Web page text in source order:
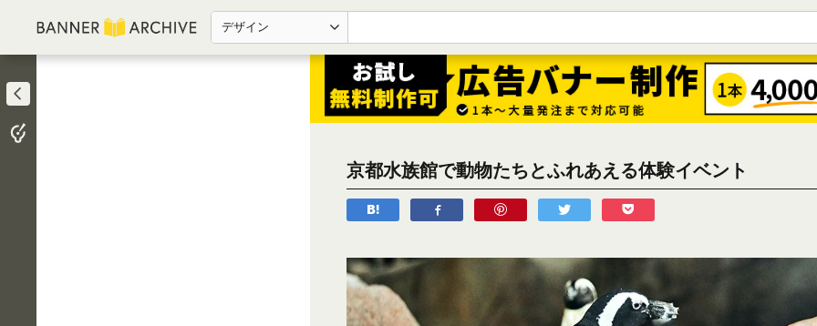
デザイン
京都水族館で動物たちとふれあえる体験イベント